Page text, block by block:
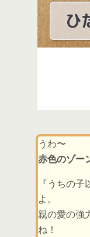
うわ〜
赤色のゾー
『うちの
よ。
親の愛の強
ね！